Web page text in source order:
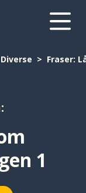
Diverse Fraser:
1